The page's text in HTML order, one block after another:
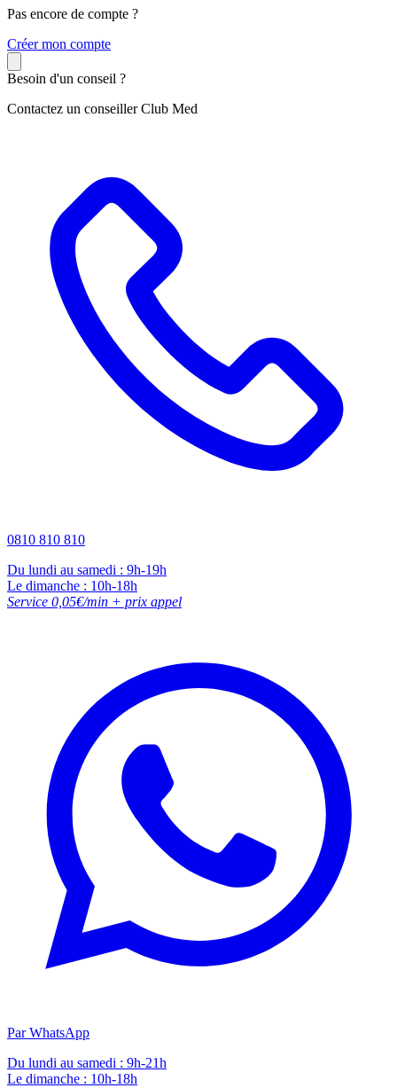
Pas encore de compte ?
Créer mon compte
Besoin d'un conseil ?
Contactez un conseiller Club Med
0810 810 810
Du lundi au samedi : 9h-19h
Le dimanche : 10h-18h
Service 0,05€/min + prix appel
Par WhatsApp
Du lundi au samedi : 9h-21h
Le dimanche : 10h-18h